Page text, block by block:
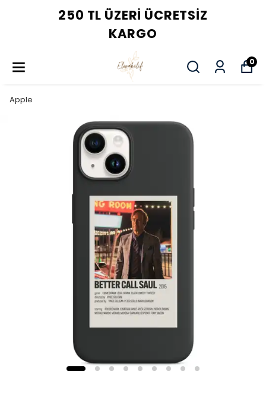
250 TL ÜZERI ÜCRETSIZ
KARGO
0
Apple